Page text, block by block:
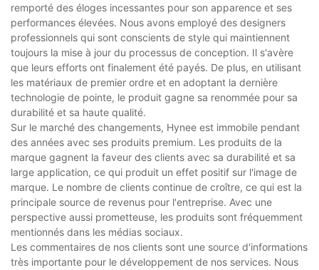
remporté des éloges incessantes pour son apparence et ses
performances élevées. Nous avons employé des designers
professionnels qui sont conscients de style qui maintiennent
toujours la mise à jour du processus de conception. Il s'avère
que leurs efforts ont finalement été payés. De plus, en utilisant
les matériaux de premier ordre et en adoptant la dernière
technologie de pointe, le produit gagne sa renommée pour sa
durabilité et sa haute qualité.
Sur le marché des changements, Hynee est immobile pendant
des années avec ses produits premium. Les produits de la
marque gagnent la faveur des clients avec sa durabilité et sa
large application, ce qui produit un effet positif sur l'image de
marque. Le nombre de clients continue de croître, ce qui est la
principale source de revenus pour l'entreprise. Avec une
perspective aussi prometteuse, les produits sont fréquemment
mentionnés dans les médias sociaux.
Les commentaires de nos clients sont une source d'informations
très importante pour le développement de nos services. Nous